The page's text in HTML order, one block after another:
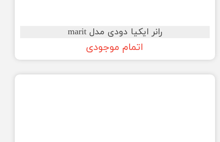
رانر ایکیا دودی مدل marit
اتمام موجودی